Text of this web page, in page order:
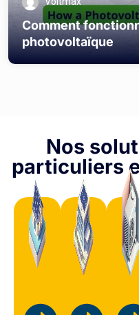
Comment
photovoltaïque
Nos
particuliers